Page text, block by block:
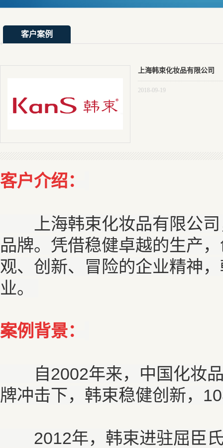
客户案例
上海韩束化妆品有限公司
2018-09-19
客户介绍：
上海韩束化妆品有限公司
品牌。凭借稳健卓越的生产
观、创新、冒险的企业精神
业。
案例背景：
自2002年来，中国化妆品
牌冲击下，韩束稳健创新，
2012年，韩束进驻屈臣氏